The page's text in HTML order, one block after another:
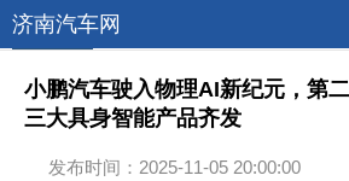
济南汽车网
综合报道
小鹏汽车驶入物理AI新纪元，第
三大具身智能产品齐发
发布时间：2025-11-05 20:00:00